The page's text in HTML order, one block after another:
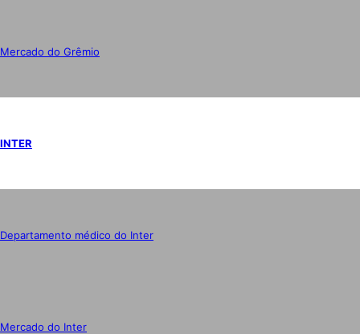
Mercado do Grêmio
INTER
Departamento médico do Inter
Mercado do Inter